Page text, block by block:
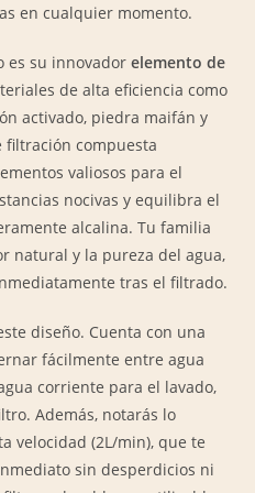
en cualquier momento.
es su innovadorelemento de
de alta eficiencia como
activado, piedra maifán y
filtración compuesta
valiosos para el
nocivas y equilibra el
alcalina. Tu familia
natural y la pureza del agua,
tras el filtrado.
diseño. Cuenta con una
fácilmente entre agua
corriente para el lavado,
Además, notarás lo
velocidad (2L/min), que te
sin desperdicios ni